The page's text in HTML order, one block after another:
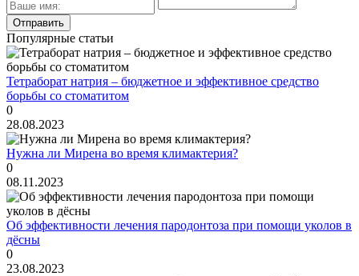
Популярные статьи
Тетраборат натрия – бюджетное и эффективное средство
борьбы со стоматитом
0
28.08.2023
Нужна ли Мирена во время климактерия?
0
08.11.2023
Об эффективности лечения пародонтоза при помощи уколов в
дёсны
0
23.08.2023